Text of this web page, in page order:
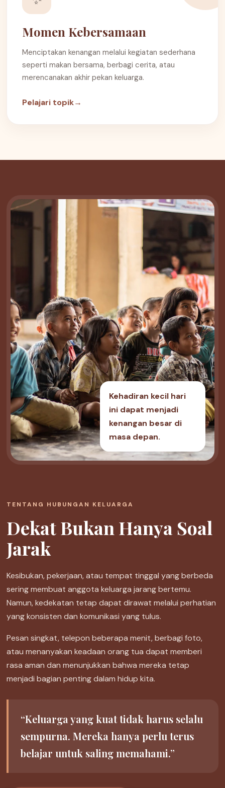
Momen Kebersamaan
Menciptakan kenangan melalui kegiatan sederhana
seperti makan bersama, berbagi cerita, atau
merencanakan akhir pekan keluarga.
Pelajari topik→
Kehadiran kecil hari
ini dapat menjadi
kenangan besar di
masa depan.
TENTANG HUBUNGAN KELUARGA
Dekat Bukan Hanya Soal
Jarak
Kesibukan, pekerjaan, atau tempat tinggal yang berbeda
sering membuat anggota keluarga jarang bertemu.
Namun, kedekatan tetap dapat dirawat melalui perhatian
yang konsisten dan komunikasi yang tulus.
Pesan singkat, telepon beberapa menit, berbagi foto,
atau menanyakan keadaan orang tua dapat memberi
rasa aman dan menunjukkan bahwa mereka tetap
menjadi bagian penting dalam hidup kita.
“Keluarga yang kuat tidak harus selalu
sempurna. Mereka hanya perlu terus
belajar untuk saling memahami.”